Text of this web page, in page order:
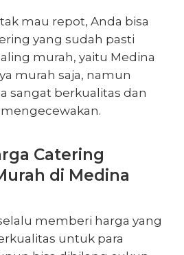
mau repot, Anda bisa
yang sudah pasti
murah, yaitu Medina
murah saja, namun
sangat berkualitas dan
Catering
di Medina
memberi harga yang
untuk para